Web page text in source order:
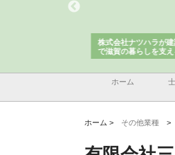
株式会社ナツハラが建
で滋賀の暮らしを支え
ホーム
ホーム > その他業種 >